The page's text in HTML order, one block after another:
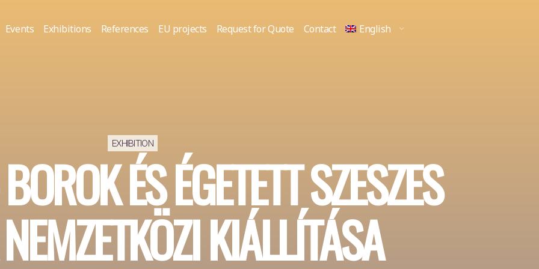
Events Exhibitions References EU projects Request for Quote Contact English
EXHIBITION
ÉS ÉGETETT SZESZES
KIÁLLÍTÁSA